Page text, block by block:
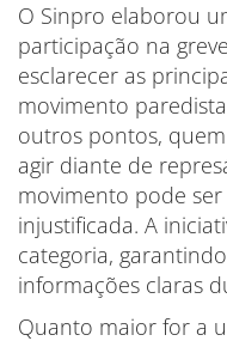
O Sinpro elaborou
participação na
esclarecer as
movimento
outros pontos,
agir diante de
movimento pode
injustificada. A
categoria,
informações claras
Quanto maior for a